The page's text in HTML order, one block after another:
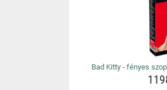
Bad Kitty - fényes